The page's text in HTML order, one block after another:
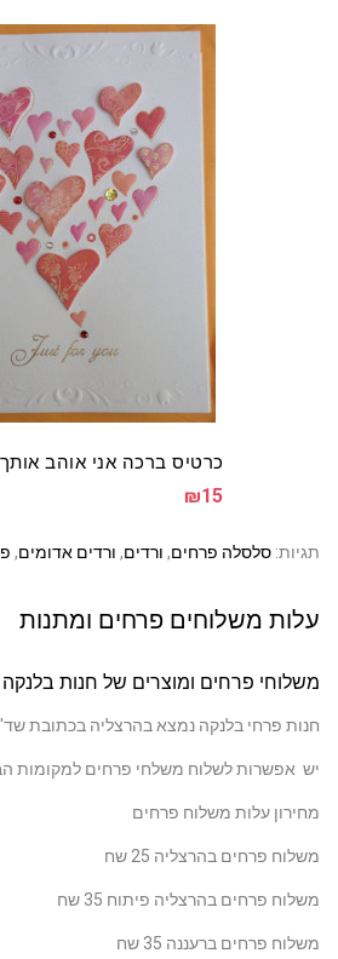
כרטיס ברכה אני אוהב אותך
₪15
סלסלה פרחים,ורדים,ורדים אדומים,פרחים
משלוחים פרחים ומתנות
פרחים ומוצרים של חנות בלנקה
פרחי בלנקה נמצא בהרצליה בכתובת שד' ח''ן 7
אפשרות לשלוח משלחי פרחים למקומות הבאים
עלות משלוח פרחים
פרחים בהרצליה 25 שח
פרחים בהרצליה פיתוח 35 שח
פרחים ברעננה 35 שח